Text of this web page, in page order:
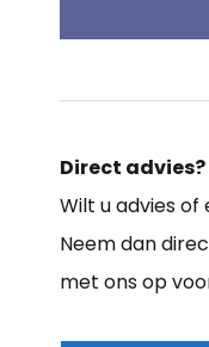
Direct advies?
Wilt u advies
Neem dan
met ons op